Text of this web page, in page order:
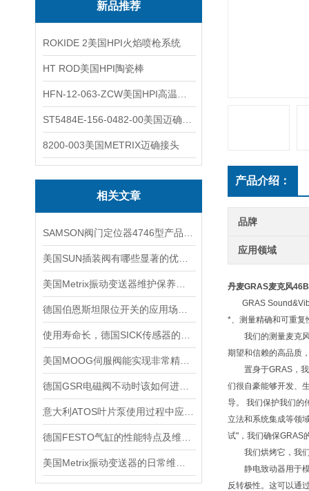
新品推荐
ROKIDE 2美国HPI火焰喷枪系统
HT ROD美国HPI陶瓷棒
8200-003美国METRIX迈确接头
相关文章
产品介绍：
品牌
应用领域
丹麦GRAS麦克风
GRAS
*、测量精确和可重复
我们的测量麦克风
期望和信赖的高品质
置身于GRAS，我
们很自豪能够开发、
导。 我们保护我们的
立法和系统集成等领
试"，我们确保GRAS
我们烘烤它，我们
静电致动器用于模
反转极性。这可以通